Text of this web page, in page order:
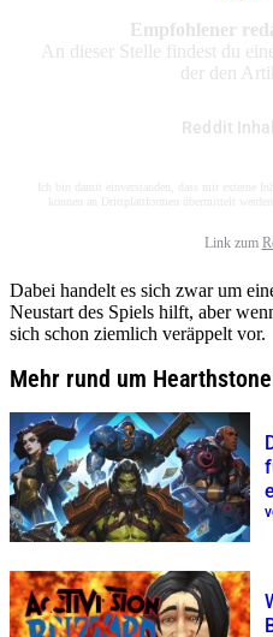
Empfohlener
An dieser Stelle findest du
der den
Reddit
Ich bin damit einverstanden, dass mir externe
können an Drittplattformen übermittelt
Link zum
Dabei handelt es sich zwar um
Neustart des Spiels hilft, aber
sich schon ziemlich veräppelt vor.
Mehr rund um